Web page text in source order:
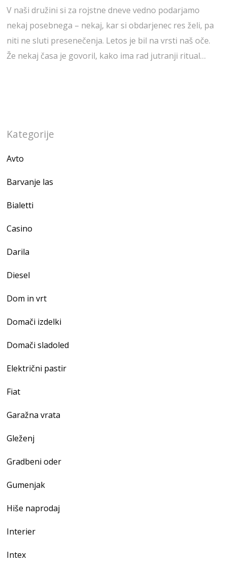
V naši družini si za rojstne dneve vedno podarjamo
nekaj posebnega – nekaj, kar si obdarjenec res želi, pa
niti ne sluti presenečenja. Letos je bil na vrsti naš oče.
Že nekaj časa je govoril, kako ima rad jutranji ritual…
Kategorije
Avto
Barvanje las
Bialetti
Casino
Darila
Diesel
Dom in vrt
Domači izdelki
Domači sladoled
Električni pastir
Fiat
Garažna vrata
Gleženj
Gradbeni oder
Gumenjak
Hiše naprodaj
Interier
Intex